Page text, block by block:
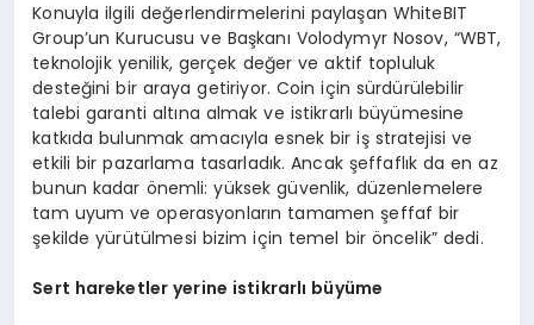
Konuyla ilgili değerlendirmelerini paylaşan WhiteBIT
Group’un Kurucusu ve Başkanı Volodymyr Nosov, “WBT,
teknolojik yenilik, gerçek değer ve aktif topluluk
desteğini bir araya getiriyor. Coin için sürdürülebilir
talebi garanti altına almak ve istikrarlı büyümesine
katkıda bulunmak amacıyla esnek bir iş stratejisi ve
etkili bir pazarlama tasarladık. Ancak şeffaflık da en az
bunun kadar önemli: yüksek güvenlik, düzenlemelere
tam uyum ve operasyonların tamamen şeffaf bir
şekilde yürütülmesi bizim için temel bir öncelik” dedi.
Sert hareketler yerine istikrarlı büyüme